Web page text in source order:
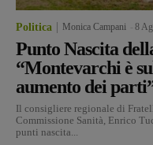
Politica Monica Campani 8
Punto Nascita
“Montevarchi è
aumento dei
Il consigliere regionale di
Commissione Sanità, Enrico
punti nascita...